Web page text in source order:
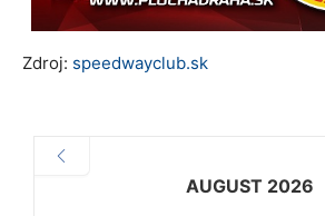
Zdroj: speedwayclub.sk
AUGUST 2026